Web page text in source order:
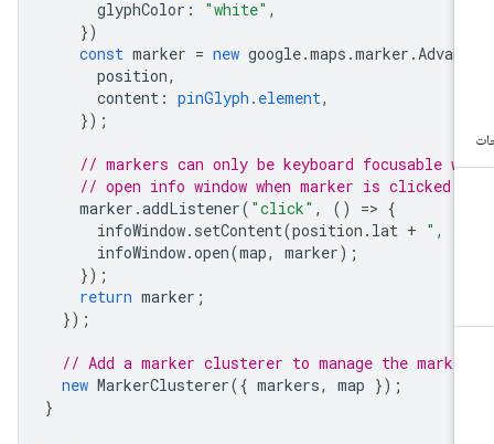
glyphColor: "white"
const marker = new google.maps.marker.
position
content: pinGlyph.element
// markers can only be keyboard focusable
// open info window when marker is clicked
marker.addListener("click" , () =
infoWindow.setContent(position. lat +
infoWindow.open(map, marker
return marker
// Add a marker clusterer to manage the
new MarkerClusterer ({ markers, map